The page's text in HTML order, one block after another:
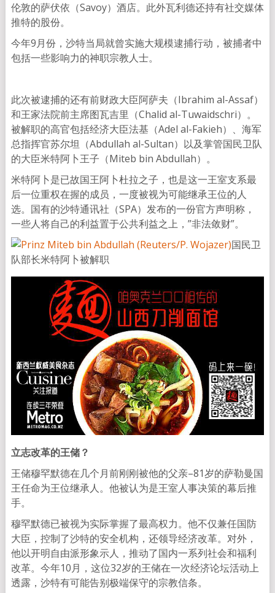
伦敦的萨伏依（Savoy）酒店。此外瓦利德还持有社交媒体
推特的股份。
今年9月份，沙特当局就曾实施大规模逮捕行动，被捕者中
包括一些影响力的神职宗教人士。
此次被逮捕的还有前财政大臣阿萨夫（Ibrahim al-Assaf）
和王家法院前主席图瓦吉里（Chalid al-Tuwaidschri）。
被解职的高官包括经济大臣法基（Adel al-Fakieh）、海军
总指挥官苏尔坦（Abdullah al-Sultan）以及掌管国民卫队
的大臣米特阿卜王子（Miteb bin Abdullah）。
米特阿卜是已故国王阿卜杜拉之子，也是这一王室支系最
后一位重权在握的成员，一度被视为可能继承王位的人
选。国有的沙特通讯社（SPA）发布的一份官方声明称，
一些人将自己的利益置于公共利益之上，”非法敛财”。
国民卫
队部长米特阿卜被解职
立志改革的王储？
王储穆罕默德在几个月前刚刚被他的父亲–81岁的萨勒曼国
王任命为王位继承人。他被认为是王室人事决策的幕后推
手。
穆罕默德已被视为实际掌握了最高权力。他不仅兼任国防
大臣，控制了沙特的安全机构，还领导经济改革。对外，
他以开明自由派形象示人，推动了国内一系列社会和福利
改革。今年10月，这位32岁的王储在一次经济论坛活动上
透露，沙特有可能告别极端保守的宗教信条。